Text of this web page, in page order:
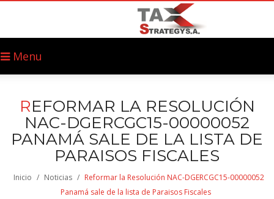
Menu
REFORMAR LA RESOLUCIÓN
NAC-DGERCGC15-00000052
PANAMÁ SALE DE LA LISTA DE
PARAISOS FISCALES
Inicio / Noticias / Reformar la Resolución NAC-DGERCGC15-00000052
Panamá sale de la lista de Paraisos Fiscales